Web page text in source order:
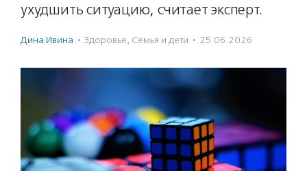
ухудшить ситуацию, считает эксперт.
Дина Ивина · Здоровье, Семья и дети · 25.06.2026